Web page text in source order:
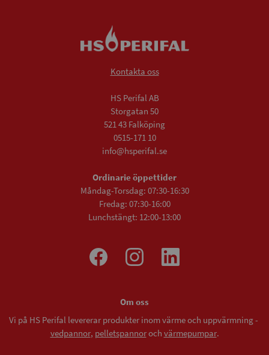
Kontakta oss
HS Perifal AB
Storgatan 50
521 43 Falköping
0515-171 10
info@hsperifal.se
Ordinarie öppettider
Måndag-Torsdag: 07:30-16:30
Fredag: 07:30-16:00
Lunchstängt: 12:00-13:00
Om oss
Vi på HS Perifal levererar produkter inom värme och uppvärmning -
vedpannor, pelletspannoroch värmepumpar.